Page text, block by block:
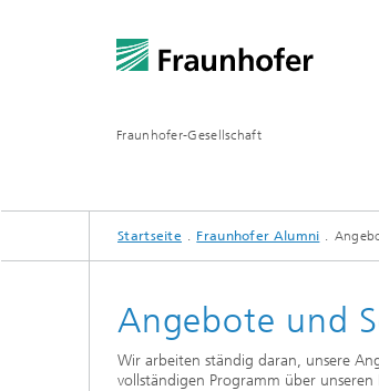
Fraunhofer-Gesellschaft
ÜBER FRAUNHOFER
INSTITUTE UND
Fraunhofer-Verbünde
FORSCHUNG
Startseite Fraunhofer Alumni
Angebote und
Wir arbeiten ständig daran, unsere
vollständigen Programm über